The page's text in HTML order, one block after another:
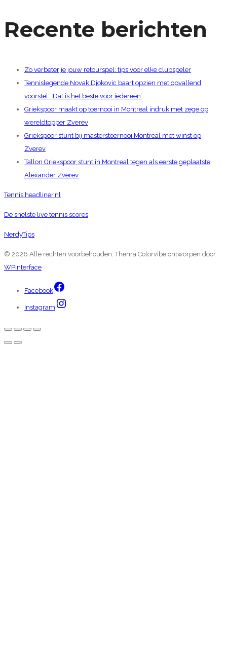
Recente berichten
Zo verbeter je jouw retourspel: tips voor elke clubspeler
Tennislegende Novak Djokovic baart opzien met opvallend
voorstel: ‘Dat is het beste voor iedereen’
Griekspoor maakt op toernooi in Montreal indruk met zege op
wereldtopper Zverev
Griekspoor stunt bij masterstoernooi Montreal met winst op
Zverev
Tallon Griekspoor stunt in Montreal tegen als eerste geplaatste
Alexander Zverev
Tennis.headliner.nl
De snelste live tennis scores
NerdyTips
© 2026 Alle rechten voorbehouden. Thema Colorvibe ontworpen door
WPInterface .
Facebook
Instagram